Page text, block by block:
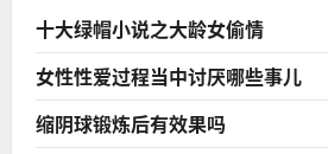
十大绿帽小说之大龄女偷情
女性性爱过程当中讨厌哪些事儿
缩阴球锻炼后有效果吗